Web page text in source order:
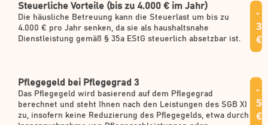
Steuerliche Vorteile (bis zu 4.000 € im Jahr)
Die häusliche Betreuung kann die Steuerlast um bis zu
4.000 € pro Jahr senken, da sie als haushaltsnahe
Dienstleistung gemäß § 35a EStG steuerlich absetzbar ist.
-
€
Pflegegeld bei Pflegegrad 3
Das Pflegegeld wird basierend auf dem Pflegegrad
berechnet und steht Ihnen nach den Leistungen des SGB XI
zu, insofern keine Reduzierung des Pflegegelds, etwa durch
-
€